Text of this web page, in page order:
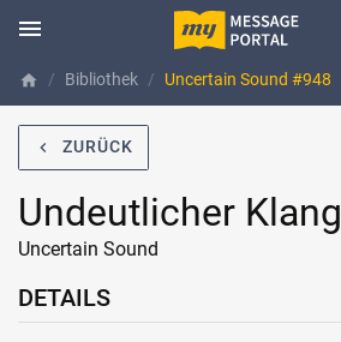
menu
home Bibliothek Uncertain Sound #948
navigate_before ZURÜCK
Undeutlicher Klang
Uncertain Sound
DETAILS